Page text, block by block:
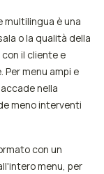
multilingua è una
o la qualità della
il cliente e
menu ampi e
nella
meno interventi
con un
menu, per